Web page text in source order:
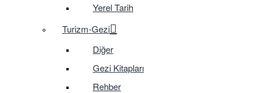
Yerel Tarih
Turizm-Gezi
Diğer
Gezi Kitapları
Rehber